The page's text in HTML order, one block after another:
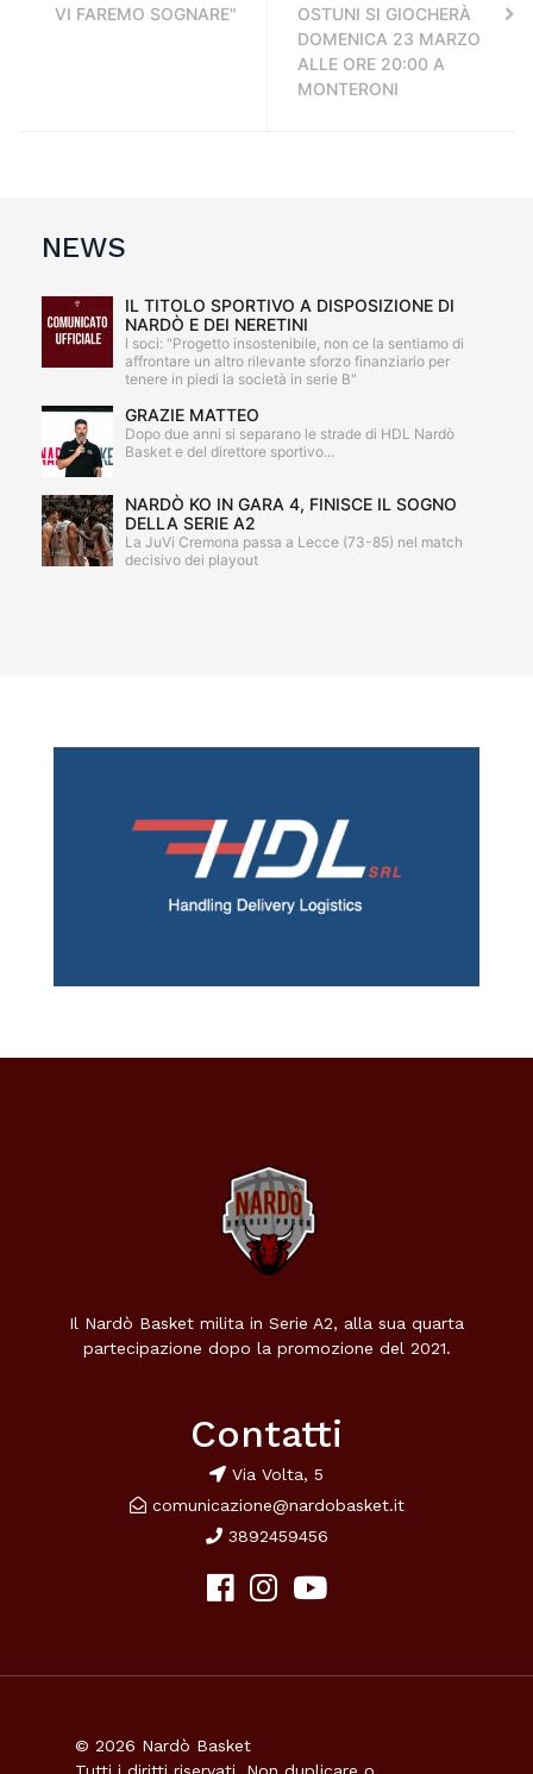
VI FAREMO SOGNARE"
OSTUNI SI GIOCHERÀ
DOMENICA 23 MARZO
ALLE ORE 20:00 A
MONTERONI
NEWS
IL TITOLO SPORTIVO A DISPOSIZIONE DI
NARDÒ E DEI NERETINI
I soci: "Progetto insostenibile, non ce la sentiamo di
affrontare un altro rilevante sforzo finanziario per
tenere in piedi la società in serie B"
GRAZIE MATTEO
Dopo due anni si separano le strade di HDL Nardò
Basket e del direttore sportivo...
NARDÒ KO IN GARA 4, FINISCE IL SOGNO
DELLA SERIE A2
La JuVi Cremona passa a Lecce (73-85) nel match
decisivo dei playout
Il Nardò Basket milita in Serie A2, alla sua quarta
partecipazione dopo la promozione del 2021.
Contatti
Via Volta, 5
comunicazione@nardobasket.it
3892459456
© 2026 Nardò Basket